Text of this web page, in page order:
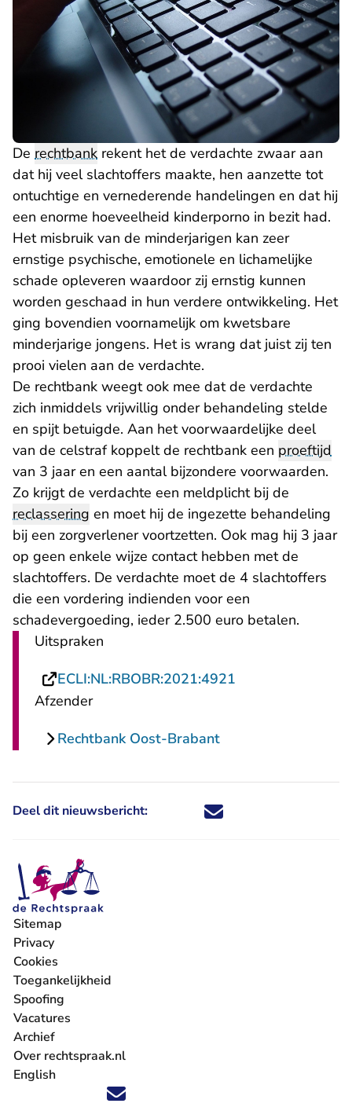
De rechtbank rekent het de verdachte zwaar aan
dat hij veel slachtoffers maakte, hen aanzette tot
ontuchtige en vernederende handelingen en dat hij
een enorme hoeveelheid kinderporno in bezit had.
Het misbruik van de minderjarigen kan zeer
ernstige psychische, emotionele en lichamelijke
schade opleveren waardoor zij ernstig kunnen
worden geschaad in hun verdere ontwikkeling. Het
ging bovendien voornamelijk om kwetsbare
minderjarige jongens. Het is wrang dat juist zij ten
prooi vielen aan de verdachte.
De rechtbank weegt ook mee dat de verdachte
zich inmiddels vrijwillig onder behandeling stelde
en spijt betuigde. Aan het voorwaardelijke deel
van de celstraf koppelt de rechtbank een proeftijd
van 3 jaar en een aantal bijzondere voorwaarden.
Zo krijgt de verdachte een meldplicht bij de
reclassering en moet hij de ingezette behandeling
bij een zorgverlener voortzetten. Ook mag hij 3 jaar
op geen enkele wijze contact hebben met de
slachtoffers. De verdachte moet de 4 slachtoffers
die een vordering indienden voor een
schadevergoeding, ieder 2.500 euro betalen.
Uitspraken
ECLI:NL:RBOBR:2021:4921
Afzender
Rechtbank Oost-Brabant
Deel dit nieuwsbericht: Deel dit nieuwsbericht via X -
Deel dit nieuwsbericht via
Deel dit nieuwsbericht
Deel dit
Volg ons op X (Twitter) - U verlaat Rechtspraak.nl
Volg ons op Facebook - U verlaat Rechtspraak.nl
Volg ons op Instagram - U verlaat Rechtspraak.nl
Volg ons op Youtube - U verlaat Rechtspraak.nl
Volg ons op LinkedIn - U verlaat
'Blijf op de hoogte' nieuwsbrief - U verlaat
Sitemap
Privacy
Cookies
Toegankelijkheid
Spoofing
Vacatures
- U verlaat Rechtspraak.nl
Archief
Over rechtspraak.nl
English